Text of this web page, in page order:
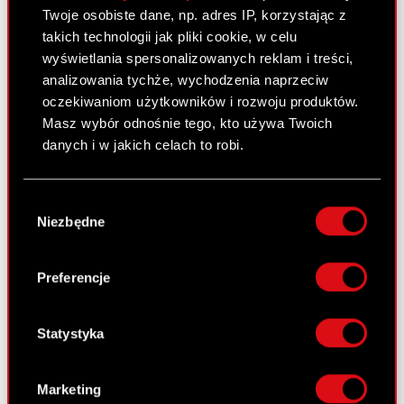
Twoje osobiste dane, np. adres IP, korzystając z
takich technologii jak pliki cookie, w celu
wyświetlania spersonalizowanych reklam i treści,
analizowania tychże, wychodzenia naprzeciw
oczekiwaniom użytkowników i rozwoju produktów.
Masz wybór odnośnie tego, kto używa Twoich
danych i w jakich celach to robi.
lokalizacji geograficznej z dokładnością nawet
Identyfikować Twoje urządzenie, aktywnie
analizując charakteryzującego je zbiory
palca)
osobiste dane są przetwarzane oraz ustaw własne
preferencje w
. W Deklaracji
zgody
Niezbędne
Preferencje
Statystyka
Marketing
Raport bieżący nr 44/2010
5 sierpnia 2010
PDF
zwiększenie udziału w ogólnej liczbie
głosów w Spółce w wyniku rozliczenia
wezwania do zapisywania się na
Zawarcie umowy pożyczki pomiędzy
Emitentem a jego podmiotem zależnym
Raport bieżący nr 42/2010